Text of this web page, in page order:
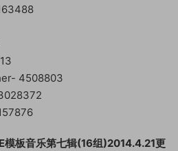
4508803
模板音乐第七辑(16组)2014.4.21更